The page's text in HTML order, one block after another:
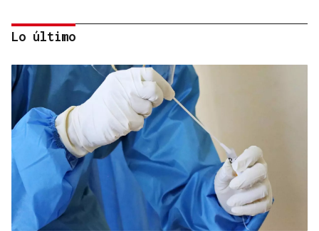
ORÁCULO DAS BURGAS
Horóscopo del día: lunes, 10 de agosto
Lo último